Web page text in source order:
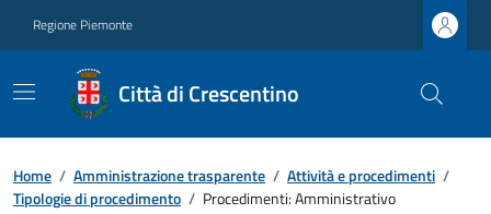
Regione Piemonte
Città di Crescentino
Home / Amministrazione trasparente / Attività e procedimenti /
Tipologie di procedimento / Procedimenti: Amministrativo